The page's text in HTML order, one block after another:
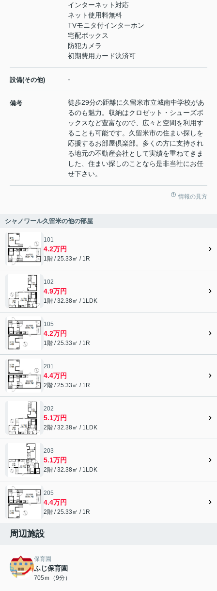
インターネット対応
ネット使用料無料
TVモニタ付インターホン
宅配ボックス
防犯カメラ
初期費用カード決済可
設備(その他) -
備考
徒歩29分の距離に久留米市立城南中学校があ
るのも魅力。収納はクロゼット・シューズボ
ックスなど豊富なので、広々と空間を利用す
ることも可能です。久留米市の住まい探しを
応援するお部屋倶楽部。多くの方に支持され
る地元の不動産会社として実績を重ねてきま
した、住まい探しのことなら是非当社にお任
せ下さい。
情報の見方
シャノワール久留米の他の部屋
101
4.2万円
1階 / 25.33㎡ / 1R
102
4.9万円
1階 / 32.38㎡ / 1LDK
105
4.2万円
1階 / 25.33㎡ / 1R
201
4.4万円
2階 / 25.33㎡ / 1R
202
5.1万円
2階 / 32.38㎡ / 1LDK
203
5.1万円
2階 / 32.38㎡ / 1LDK
205
4.4万円
2階 / 25.33㎡ / 1R
周辺施設
保育園
ふじ保育園
705ｍ（9分）